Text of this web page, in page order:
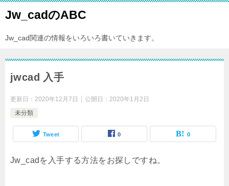
Jw_cadのABC
Jw_cad関連の情報をいろいろ書いていきます。
jwcad 入手
更新日： 2020年12月7日 公開日： 2020年1月2日
未分類
Tweet 0 0
Jw_cadを入手する方法をお探しですね。